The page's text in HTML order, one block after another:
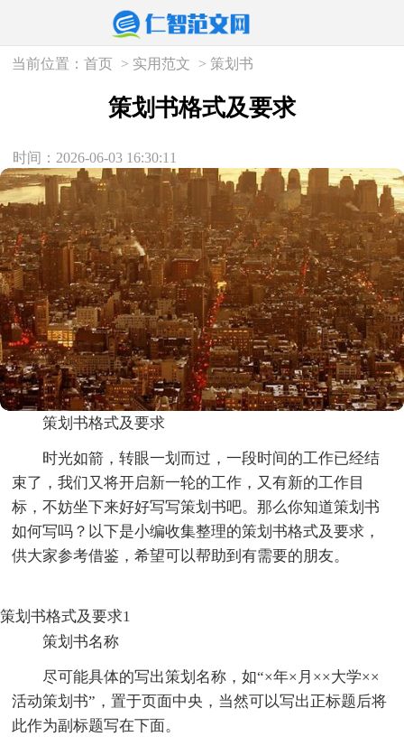
当前位置：首页 > 实用范文 > 策划书
策划书格式及要求
时间：2026-06-03 16:30:11
策划书格式及要求
时光如箭，转眼一划而过，一段时间的工作已经结
束了，我们又将开启新一轮的工作，又有新的工作目
标，不妨坐下来好好写写策划书吧。那么你知道策划书
如何写吗？以下是小编收集整理的策划书格式及要求，
供大家参考借鉴，希望可以帮助到有需要的朋友。
策划书格式及要求1
策划书名称
尽可能具体的写出策划名称，如“×年×月××大学××
活动策划书”，置于页面中央，当然可以写出正标题后将
此作为副标题写在下面。